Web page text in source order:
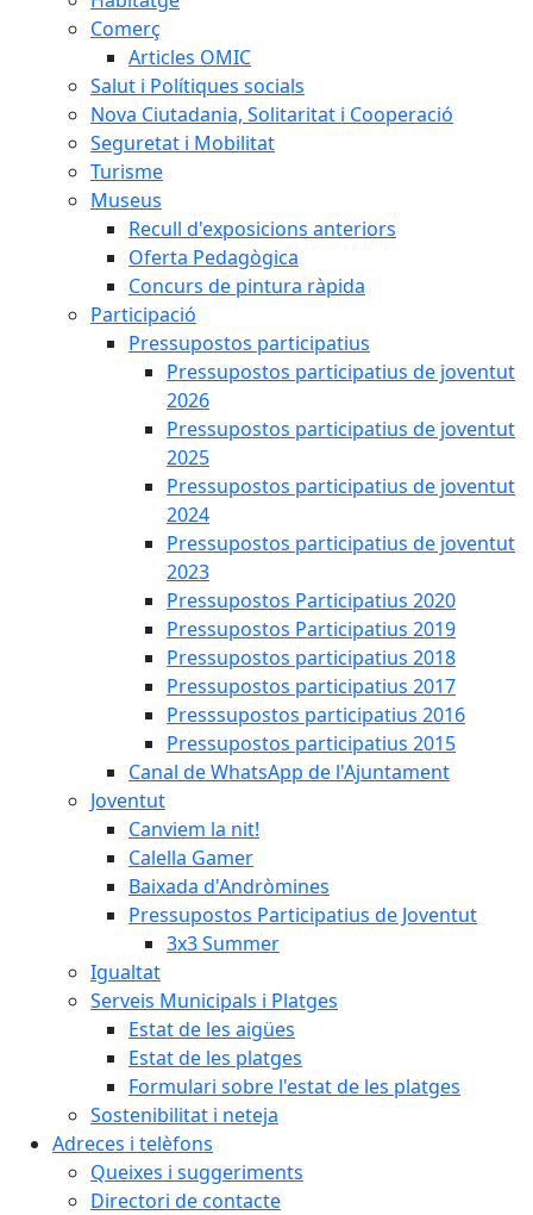
Comerç
Articles OMIC
Salut i Polítiques socials
Nova Ciutadania, Solitaritat i Cooperació
Seguretat i Mobilitat
Turisme
Museus
Recull d'exposicions anteriors
Oferta Pedagògica
Concurs de pintura ràpida
Participació
Pressupostos participatius
Pressupostos participatius de joventut
2026
Pressupostos participatius de joventut
2025
Pressupostos participatius de joventut
2024
Pressupostos participatius de joventut
2023
Pressupostos Participatius 2020
Pressupostos Participatius 2019
Pressupostos participatius 2018
Pressupostos participatius 2017
Presssupostos participatius 2016
Pressupostos participatius 2015
Canal de WhatsApp de l'Ajuntament
Joventut
Canviem la nit!
Calella Gamer
Baixada d'Andròmines
Pressupostos Participatius de Joventut
3x3 Summer
Igualtat
Serveis Municipals i Platges
Estat de les aigües
Estat de les platges
Formulari sobre l'estat de les platges
Sostenibilitat i neteja
Adreces i telèfons
Queixes i suggeriments
Directori de contacte